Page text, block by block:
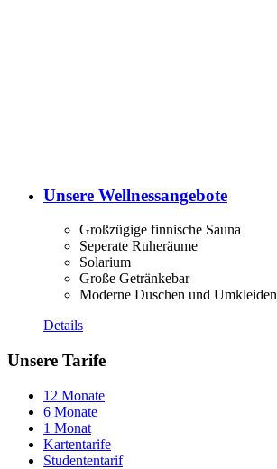
Unsere Wellnessangebote
Großzügige finnische Sauna
Seperate Ruheräume
Solarium
Große Getränkebar
Moderne Duschen und Umkleiden
Details
Unsere Tarife
12 Monate
6 Monate
1 Monat
Kartentarife
Studententarif